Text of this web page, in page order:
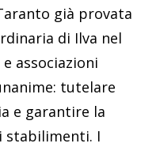
già provata
di Ilva nel
associazioni
tutelare
e garantire la
stabilimenti. I